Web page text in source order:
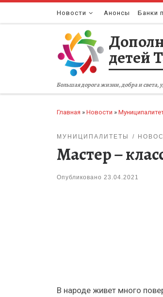
Перейти к содержимому
Новости Анонсы Банки
детей
Большая дорога жизни, добра и света,
Главная » Новости »
МУНИЦИПАЛИТЕТЫ
Мастер –
Опубликовано 23.04.2021
В народе живет много